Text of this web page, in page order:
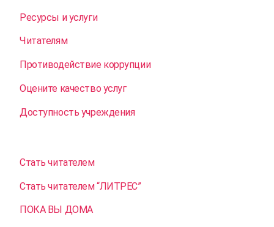
Ресурсы и услуги
Читателям
Противодействие коррупции
Оцените качество услуг
Доступность учреждения
Стать читателем
Стать читателем “ЛИТРЕС”
ПОКА ВЫ ДОМА